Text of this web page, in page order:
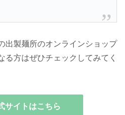
出製麺所のオンラインショップ
る方はぜひチェックしてみてく
サイトはこちら